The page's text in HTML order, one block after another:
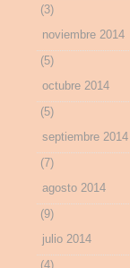
(3)
noviembre 2014
(5)
octubre 2014
(5)
septiembre 2014
(7)
agosto 2014
(9)
julio 2014
(4)